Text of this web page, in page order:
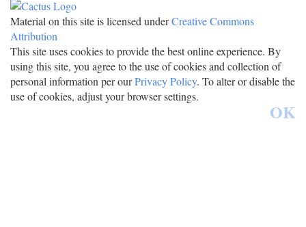
Material on this site is licensed underCreative Commons
Attribution
This site uses cookies to provide the best online experience. By
using this site, you agree to the use of cookies and collection of
personal information per ourPrivacy Policy. To alter or disable the
use of cookies, adjust your browser settings.
OK